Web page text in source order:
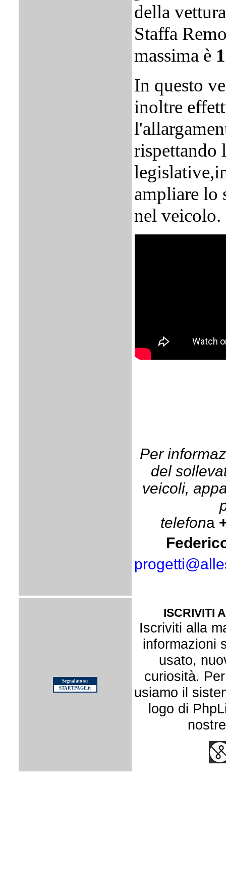
della
Staffa
massima è
In questo
inoltre
rispettando
ampliare lo
nel veicolo.
Per
del
veicoli,
telefona
Segnalato su
STARTPAGE.it
ISCRIVITI
Iscriviti alla
informazioni
usato,
curiosità.
usiamo il
logo di